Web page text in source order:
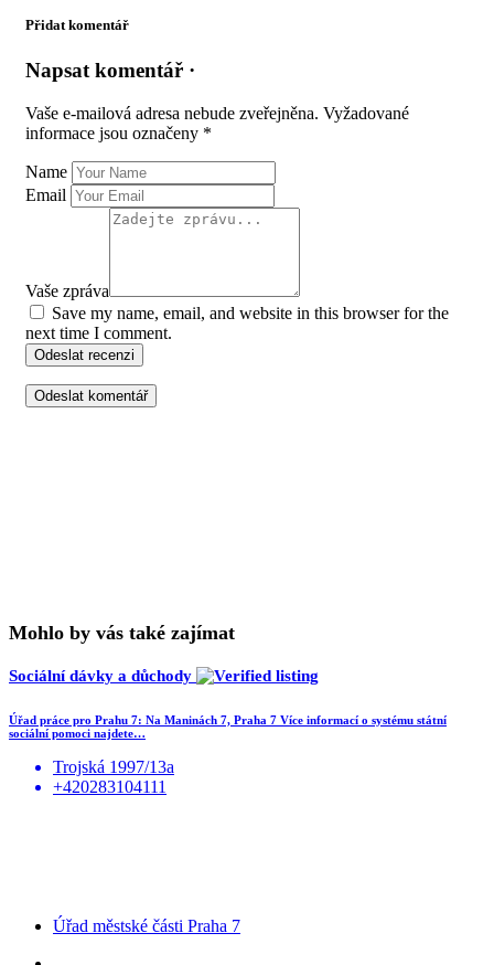
Přidat komentář
Napsat komentář ·
Vaše e-mailová adresa nebude zveřejněna. Vyžadované
informace jsou označeny *
Name
Email
Vaše zpráva
Save my name, email, and website in this browser for the
next time I comment.
Odeslat recenzi
Mohlo by vás také zajímat
Sociální dávky a důchody
Úřad práce pro Prahu 7: Na Maninách 7, Praha 7 Více informací o systému státní
sociální pomoci najdete…
Trojská 1997/13a
+420283104111
Úřad městské části Praha 7